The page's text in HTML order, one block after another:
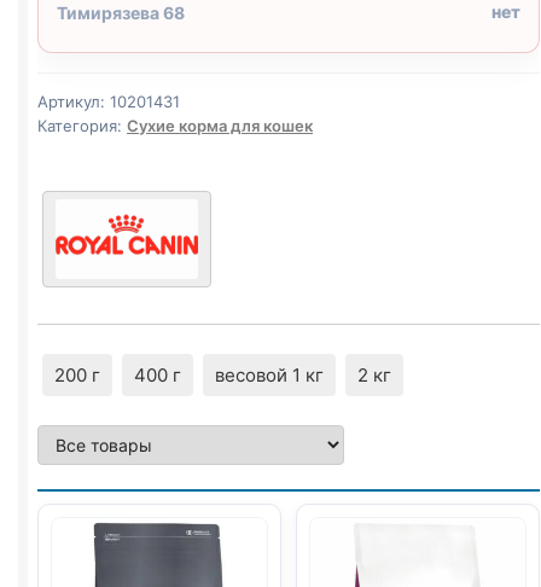
Тимирязева 68 нет
Артикул: 10201431
Категория: Сухие корма для кошек
200 г 400 г весовой 1 кг 2 кг